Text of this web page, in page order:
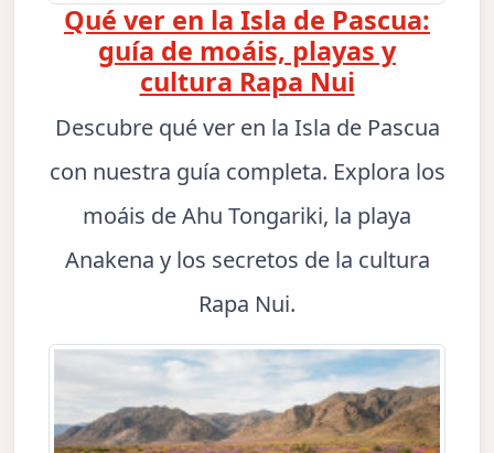
Qué ver en la Isla de Pascua:
guía de moáis, playas y
cultura Rapa Nui
Descubre qué ver en la Isla de Pascua
con nuestra guía completa. Explora los
moáis de Ahu Tongariki, la playa
Anakena y los secretos de la cultura
Rapa Nui.